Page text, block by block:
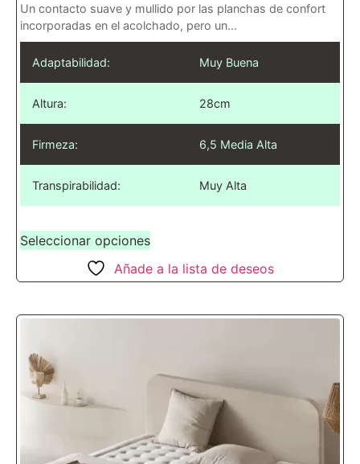
Un contacto suave y mullido por las planchas de confort
incorporadas en el acolchado, pero un...
Adaptabilidad: Muy Buena
Altura: 28cm
Firmeza: 6,5 Media Alta
Transpirabilidad: Muy Alta
Seleccionar opciones
Añade a la lista de deseos